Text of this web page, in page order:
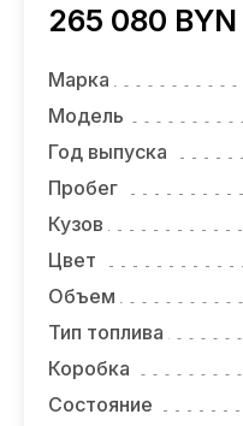
265 080 BYN
Марка
Модель
Год выпуска
Пробег
Кузов
Цвет
Объем
Тип топлива
Коробка
Состояние